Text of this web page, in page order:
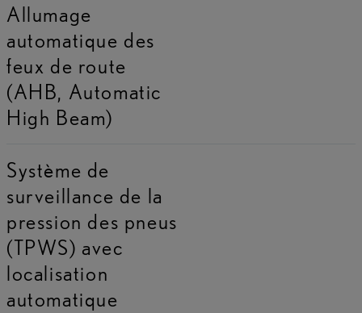
Allumage
automatique des
feux de route
(AHB, Automatic
High Beam)
Système de
surveillance de la
pression des pneus
(TPWS) avec
localisation
automatique